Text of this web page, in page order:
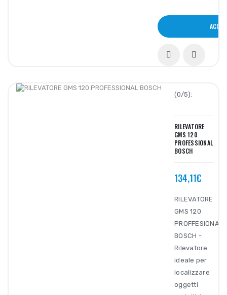
(0/5):
RILEVATORE
GMS 120
PROFESSIONAL
BOSCH
134,11€
RILEVATORE
GMS 120
PROFFESIONAL
BOSCH -
Rilevatore
ideale per
localizzare
oggetti